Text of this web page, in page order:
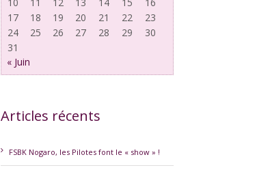
17
18 19 20 21 22
23
24
25 26 27 28 29
30
31
« Juin
Articles récents
FSBK Nogaro, les Pilotes font le « show » !